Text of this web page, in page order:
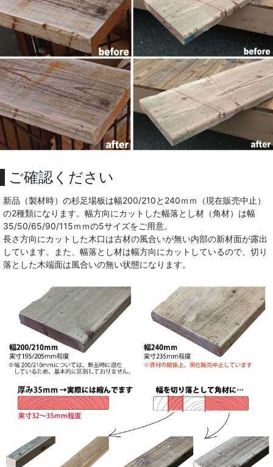
ご確認ください
新品（製材時）の杉足場板は幅200/210と240ｍｍ（現在販売中止）
の2種類になります。幅方向にカットした幅落とし材（角材）は幅
35/50/65/90/115ｍｍの5サイズをご用意。
長さ方向にカットした木口は古材の風合いが無い内部の新材面が露出
しています。また、幅落とし材は幅方向にカットしているので、切り
落とした木端面は風合いの無い状態になります。